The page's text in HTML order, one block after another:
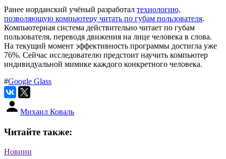
Ранее иорданский учёный разработал технологию,
позволяющую компьютеру читать по губам пользователя.
Компьютерная система действительно читает по губам
пользователя, переводя движения на лице человека в слова.
На текущий момент эффективность программы достигла уже
76%. Сейчас исследователю предстоит научить компьютер
индивидуальной мимике каждого конкретного человека.
#Google Glass
Михаил Коваль
Читайте также:
Новини